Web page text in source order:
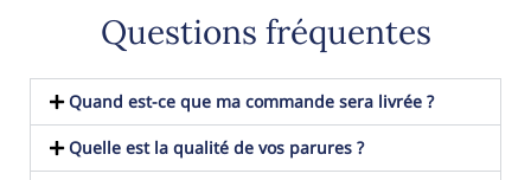
Questions fréquentes
Quand est-ce que ma commande sera livrée ?
Quelle est la qualité de vos parures ?